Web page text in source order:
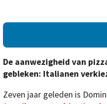
De aanwezigheid van
gebleken: Italianen
Zeven jaar geleden is